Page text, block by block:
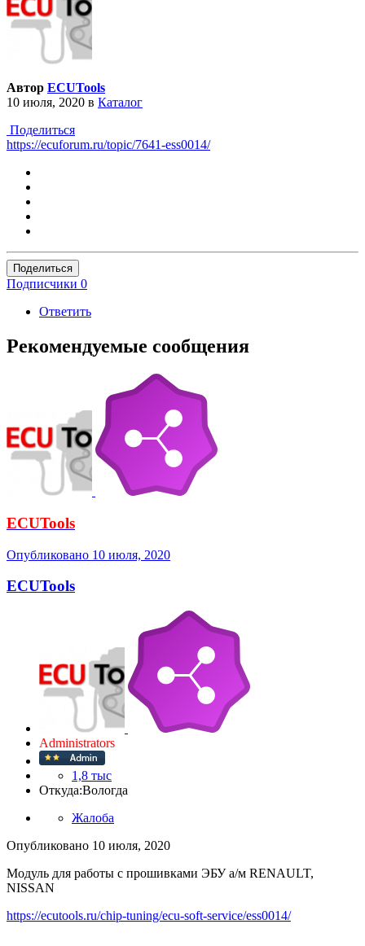
Автор ECUTools
10 июля, 2020 в Каталог
Поделиться
https://ecuforum.ru/topic/7641-ess0014/
Поделиться
Подписчики 0
Ответить
Рекомендуемые сообщения
ECUTools
Опубликовано 10 июля, 2020
ECUTools
Administrators
1,8 тыс
Откуда:Вологда
Жалоба
Опубликовано 10 июля, 2020
Модуль для работы с прошивками ЭБУ а/м RENAULT,
NISSAN
https://ecutools.ru/chip-tuning/ecu-soft-service/ess0014/